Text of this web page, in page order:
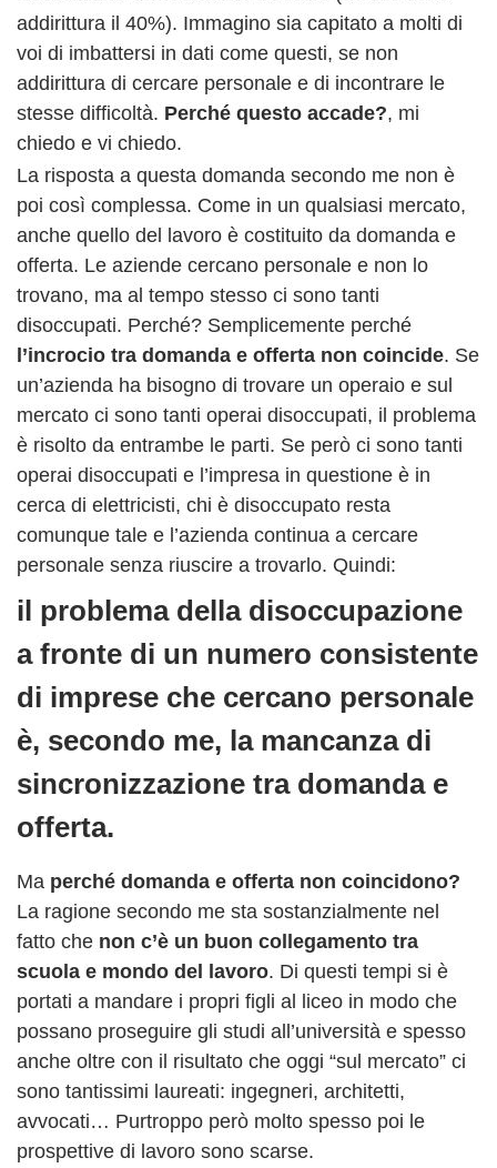
addirittura il 40%). Immagino sia capitato a molti di
voi di imbattersi in dati come questi, se non
addirittura di cercare personale e di incontrare le
stesse difficoltà. Perché questo accade?, mi
chiedo e vi chiedo.
La risposta a questa domanda secondo me non è
poi così complessa. Come in un qualsiasi mercato,
anche quello del lavoro è costituito da domanda e
offerta. Le aziende cercano personale e non lo
trovano, ma al tempo stesso ci sono tanti
disoccupati. Perché? Semplicemente perché
l’incrocio tra domanda e offerta non coincide. Se
un’azienda ha bisogno di trovare un operaio e sul
mercato ci sono tanti operai disoccupati, il problema
è risolto da entrambe le parti. Se però ci sono tanti
operai disoccupati e l’impresa in questione è in
cerca di elettricisti, chi è disoccupato resta
comunque tale e l’azienda continua a cercare
personale senza riuscire a trovarlo. Quindi:
il problema della disoccupazione
a fronte di un numero consistente
di imprese che cercano personale
è, secondo me, la mancanza di
sincronizzazione tra domanda e
offerta.
Ma perché domanda e offerta non coincidono?
La ragione secondo me sta sostanzialmente nel
fatto che non c’è un buon collegamento tra
scuola e mondo del lavoro. Di questi tempi si è
portati a mandare i propri figli al liceo in modo che
possano proseguire gli studi all’università e spesso
anche oltre con il risultato che oggi “sul mercato” ci
sono tantissimi laureati: ingegneri, architetti,
avvocati… Purtroppo però molto spesso poi le
prospettive di lavoro sono scarse.